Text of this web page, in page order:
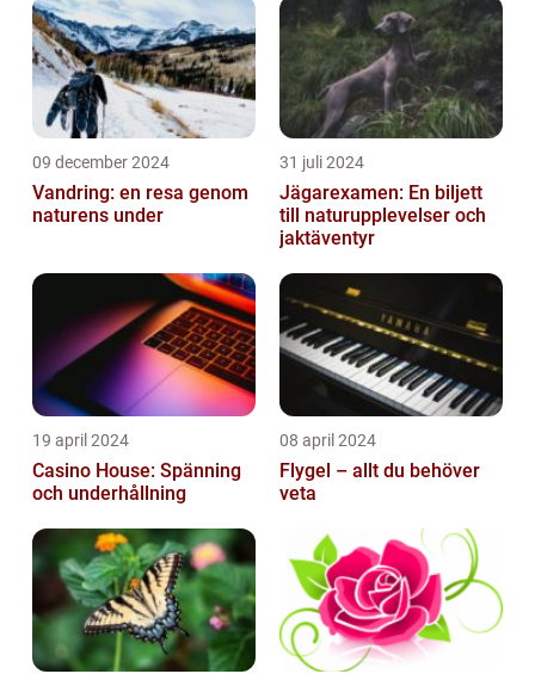
09 december 2024
Vandring: en resa genom
naturens under
31 juli 2024
Jägarexamen: En biljett
till naturupplevelser och
jaktäventyr
19 april 2024
Casino House: Spänning
och underhållning
08 april 2024
Flygel – allt du behöver
veta